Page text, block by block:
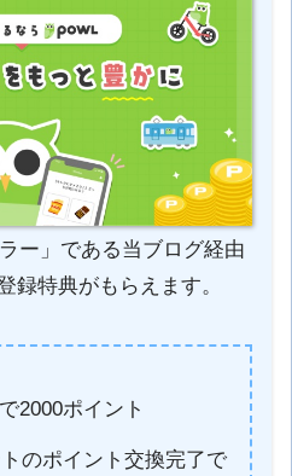
ー」である当ブログ経由
録特典がもらえます。
2000ポイント
のポイント交換完了で